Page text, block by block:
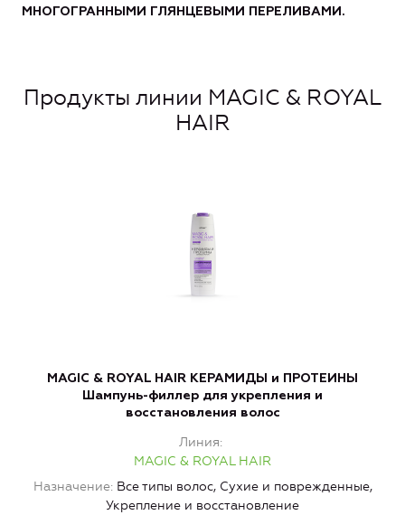
МНОГОГРАННЫМИ ГЛЯНЦЕВЫМИ ПЕРЕЛИВАМИ.
Продукты линии MAGIC & ROYAL
HAIR
MAGIC & ROYAL HAIR КЕРАМИДЫ и ПРОТЕИНЫ
Шампунь-филлер для укрепления и
восстановления волос
Линия
MAGIC & ROYAL HAIR
Назначение Все типы волос, Сухие и поврежденные,
Укрепление и восстановление